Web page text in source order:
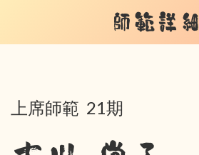
師範詳細
上席師範 21期